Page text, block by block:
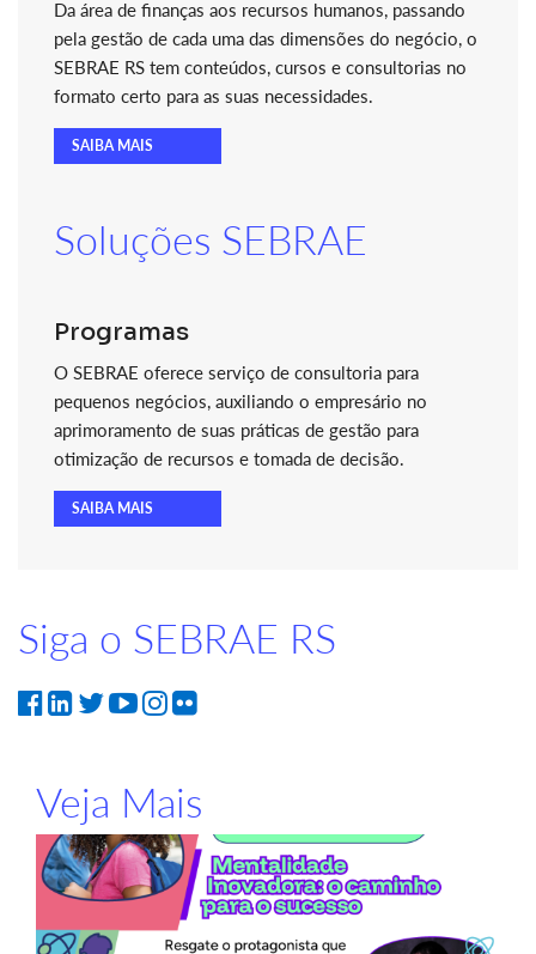
Da área de finanças aos recursos humanos, passando
pela gestão de cada uma das dimensões do negócio, o
SEBRAE RS tem conteúdos, cursos e consultorias no
formato certo para as suas necessidades.
SAIBA MAIS
Soluções SEBRAE
Programas
O SEBRAE oferece serviço de consultoria para
pequenos negócios, auxiliando o empresário no
aprimoramento de suas práticas de gestão para
otimização de recursos e tomada de decisão.
SAIBA MAIS
Siga o SEBRAE RS
Veja Mais